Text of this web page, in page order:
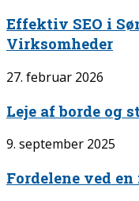
Effektiv SEO i
Virksomheder
27. februar 2026
Leje af borde og
9. september 2025
Fordelene ved